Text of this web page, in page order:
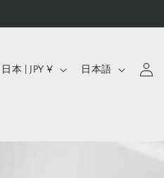
国 日本 | JPY ¥ 言
日本語
イ